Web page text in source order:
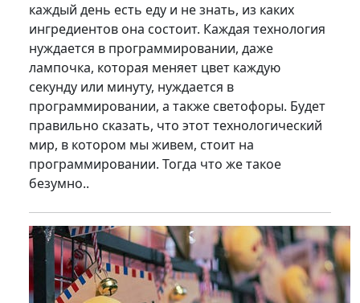
каждый день есть еду и не знать, из каких
ингредиентов она состоит. Каждая технология
нуждается в программировании, даже
лампочка, которая меняет цвет каждую
секунду или минуту, нуждается в
программировании, а также светофоры. Будет
правильно сказать, что этот технологический
мир, в котором мы живем, стоит на
программировании. Тогда что же такое
безумно..